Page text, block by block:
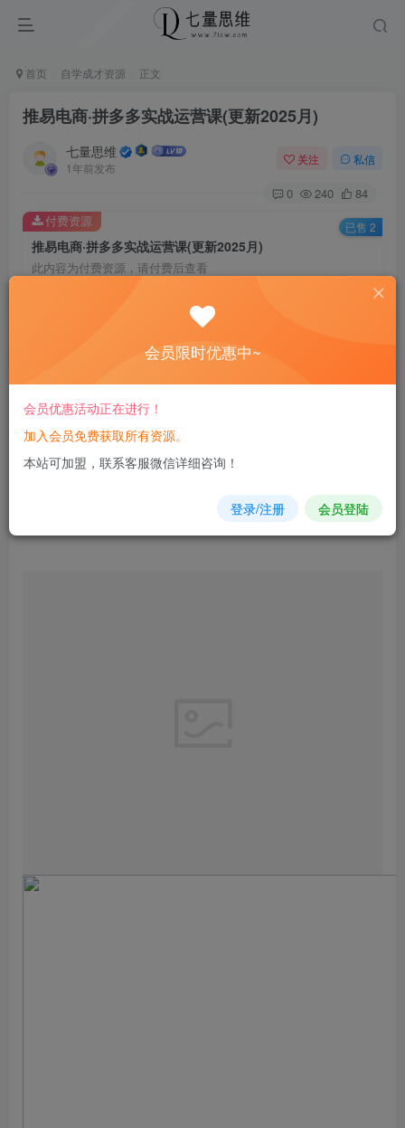
首页 自学成才资源 正文
推易电商·拼多多实战运营课(更新2025月)
七量思维
1年前发布
关注 私信
0 240 84
推易电商·拼多多实战运营课(更新2025月)
此内容为付费资源，请付费后查看
8.8
您当前未登录！建议登陆后购买，可保存购买订单
付费资源 已售 2
会员限时优惠中~
会员优惠活动正在进行！
加入会员免费获取所有资源。
本站可加盟，联系客服微信详细咨询！
登录/注册 会员登陆